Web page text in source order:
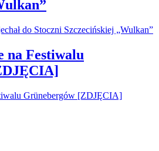
na Festiwalu